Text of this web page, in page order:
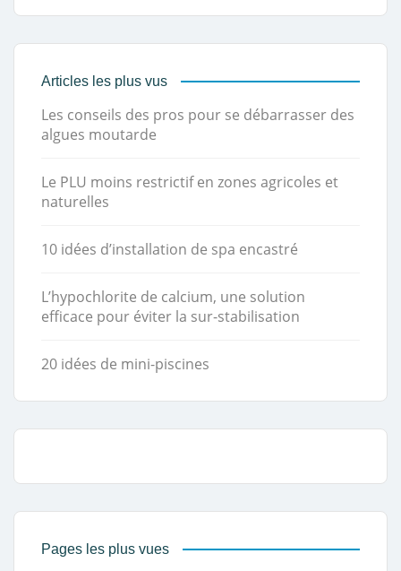
Articles les plus vus
Les conseils des pros pour se débarrasser des
algues moutarde
Le PLU moins restrictif en zones agricoles et
naturelles
10 idées d’installation de spa encastré
L’hypochlorite de calcium, une solution
efficace pour éviter la sur-stabilisation
20 idées de mini-piscines
Pages les plus vues